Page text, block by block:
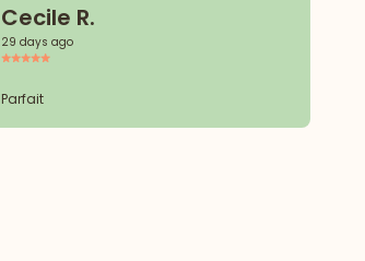
Cecile R.
29 days ago
Parfait